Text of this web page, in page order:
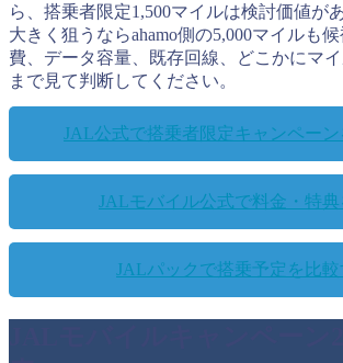
ら、搭乗者限定1,500マイルは検討価値が
大きく狙うならahamo側の5,000マイルも
費、データ容量、既存回線、どこかにマ
まで見て判断してください。
JAL公式で搭乗者限定キャンペーン
JALモバイル公式で料金・特典
JALパックで搭乗予定を比較